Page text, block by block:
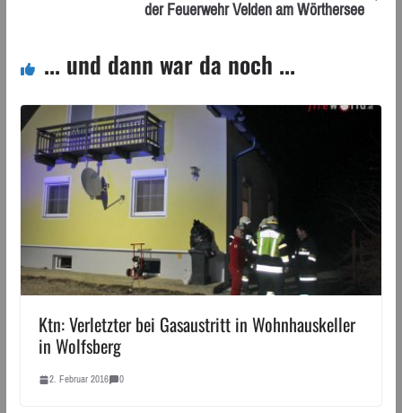
der Feuerwehr Velden am Wörthersee
... und dann war da noch ...
Ktn: Verletzter bei Gasaustritt in Wohnhauskeller
in Wolfsberg
2. Februar 2016 0